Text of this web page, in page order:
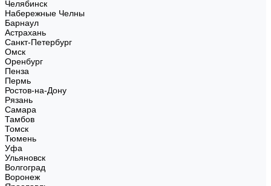
Челябинск
Набережные Челны
Барнаул
Астрахань
Санкт-Петербург
Омск
Оренбург
Пенза
Пермь
Ростов-на-Дону
Рязань
Самара
Тамбов
Томск
Тюмень
Уфа
Ульяновск
Волгоград
Воронеж